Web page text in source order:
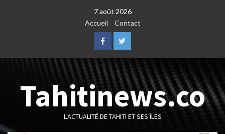
7 août 2026
Accueil
Contact
FacebookTwitter
Tahitinews.co
L'ACTUALITÉ DE TAHITI ET SES ÎLES